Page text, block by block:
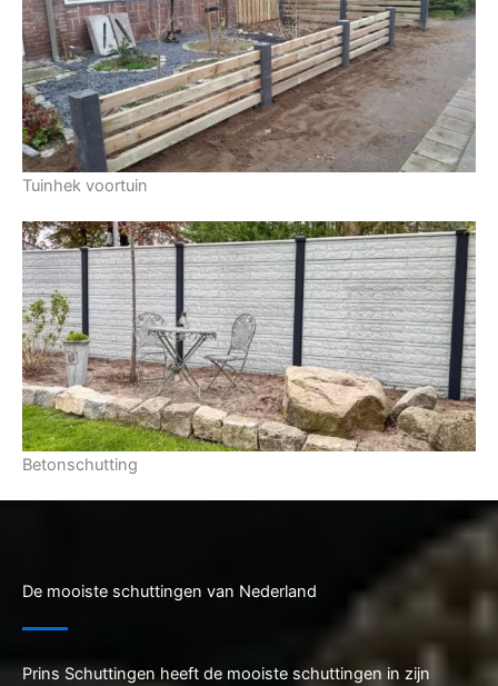
Tuinhek voortuin
Betonschutting
De mooiste schuttingen van Nederland
Prins Schuttingen heeft de mooiste schuttingen in zijn